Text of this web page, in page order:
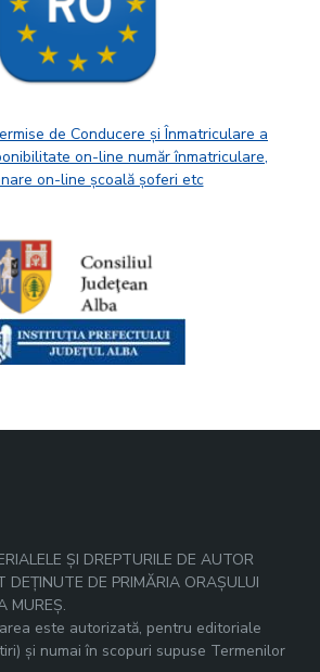
de Conducere și Înmatriculare a
on-line număr înmatriculare,
on-line școală șoferi etc
ȘI DREPTURILE DE AUTOR
DEȚINUTE DE PRIMĂRIA ORAȘULUI
MUREȘ.
este autorizată, pentru editoriale
și numai în scopuri supuse Termenilor